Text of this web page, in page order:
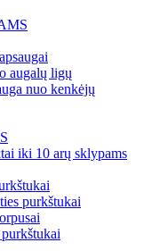
augalų ligų
nuo kenkėjų
iki 10 arų sklypams
purkštukai